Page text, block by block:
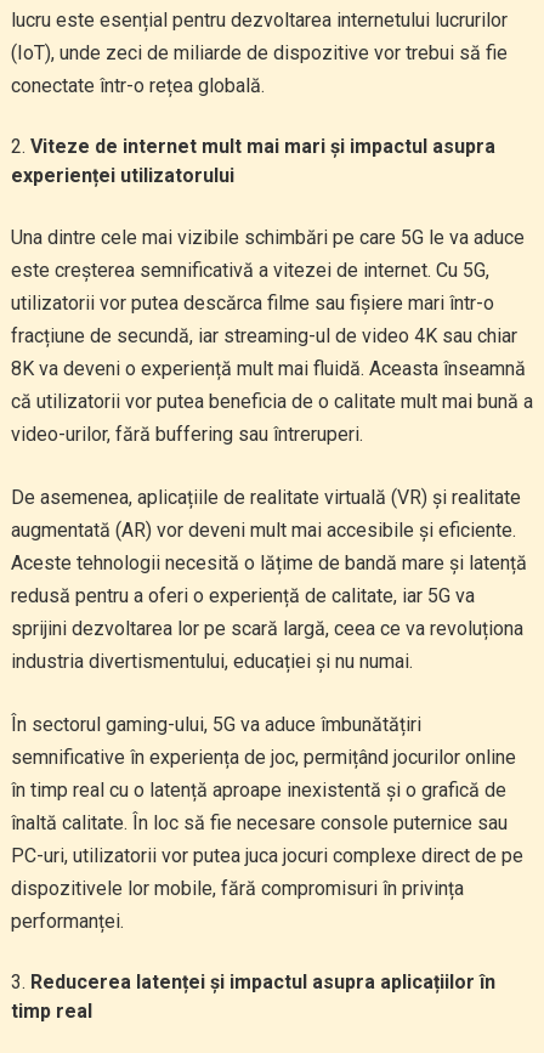
lucru este esențial pentru dezvoltarea internetului lucrurilor
(IoT), unde zeci de miliarde de dispozitive vor trebui să fie
conectate într-o rețea globală.
Viteze de internet mult mai mari și impactul asupra
experienței utilizatorului
Una dintre cele mai vizibile schimbări pe care 5G le va aduce
este creșterea semnificativă a vitezei de internet. Cu 5G,
utilizatorii vor putea descărca filme sau fișiere mari într-o
fracțiune de secundă, iar streaming-ul de video 4K sau chiar
8K va deveni o experiență mult mai fluidă. Aceasta înseamnă
că utilizatorii vor putea beneficia de o calitate mult mai bună a
video-urilor, fără buffering sau întreruperi.
De asemenea, aplicațiile de realitate virtuală (VR) și realitate
augmentată (AR) vor deveni mult mai accesibile și eficiente.
Aceste tehnologii necesită o lățime de bandă mare și latență
redusă pentru a oferi o experiență de calitate, iar 5G va
sprijini dezvoltarea lor pe scară largă, ceea ce va revoluționa
industria divertismentului, educației și nu numai.
În sectorul gaming-ului, 5G va aduce îmbunătățiri
semnificative în experiența de joc, permițând jocurilor online
în timp real cu o latență aproape inexistentă și o grafică de
înaltă calitate. În loc să fie necesare console puternice sau
PC-uri, utilizatorii vor putea juca jocuri complexe direct de pe
dispozitivele lor mobile, fără compromisuri în privința
performanței.
Reducerea latenței și impactul asupra aplicațiilor în
timp real